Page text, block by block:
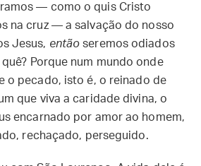
— como o quis Cristo
na cruz — a salvação do nosso
Jesus, então seremos odiados
Porque num mundo onde
o pecado, isto é, o reinado de
que viva a caridade divina, o
encarnado por amor ao homem,
rechaçado, perseguido.